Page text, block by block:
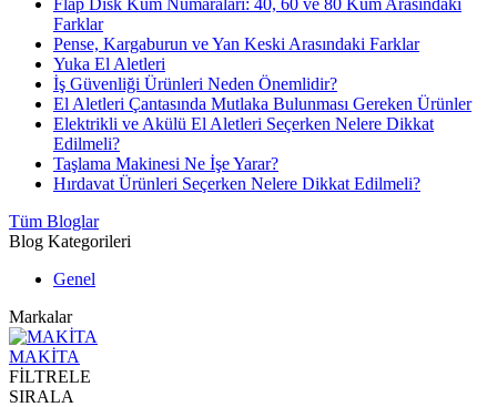
Flap Disk Kum Numaraları: 40, 60 ve 80 Kum Arasındaki
Farklar
Pense, Kargaburun ve Yan Keski Arasındaki Farklar
Yuka El Aletleri
İş Güvenliği Ürünleri Neden Önemlidir?
El Aletleri Çantasında Mutlaka Bulunması Gereken Ürünler
Elektrikli ve Akülü El Aletleri Seçerken Nelere Dikkat
Edilmeli?
Taşlama Makinesi Ne İşe Yarar?
Hırdavat Ürünleri Seçerken Nelere Dikkat Edilmeli?
Tüm Bloglar
Blog Kategorileri
Genel
Markalar
MAKİTA
FİLTRELE
SIRALA